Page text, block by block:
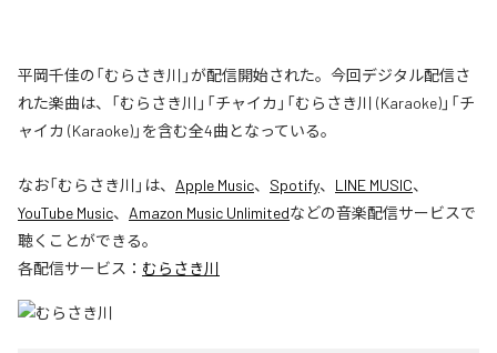
平岡千佳の「むらさき川」が配信開始された。今回デジタル配信さ
れた楽曲は、「むらさき川」「チャイカ」「むらさき川 (Karaoke)」「チ
ャイカ (Karaoke)」を含む全4曲となっている。
なお「むらさき川 」は、 Apple Music、 Spotify、 LINE MUSIC、
YouTube Music、 Amazon Music Unlimitedなどの音楽配信サービスで
聴くことができる。
各配信サービス： むらさき川